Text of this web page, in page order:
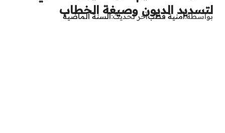
لتسديد الديون وصيغة الخطاب
بواسطةأمنية قطبآخر تحديثالسنة الماضية